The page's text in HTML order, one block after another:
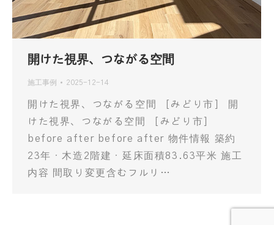
開けた視界、つながる空間
施工事例 2025-12-14
開けた視界、つながる空間 ［みどり市］ 開
けた視界、つながる空間 ［みどり市］
before after before after 物件情報 築約
23年・木造2階建・延床面積83.63平米 施工
内容 間取り変更含むフルリ…